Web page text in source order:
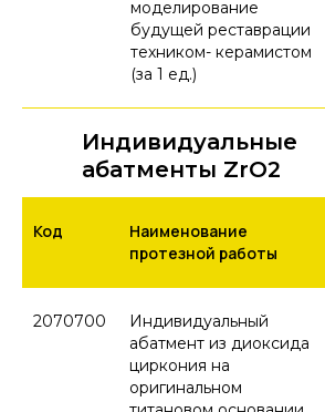
моделирование
будущей реставрации
техником- керамистом
(за 1 ед.)
Индивидуальные
абатменты ZrO2
Код
Наименование
протезной работы
2070700
Индивидуальный
абатмент из диоксида
циркония на
оригинальном